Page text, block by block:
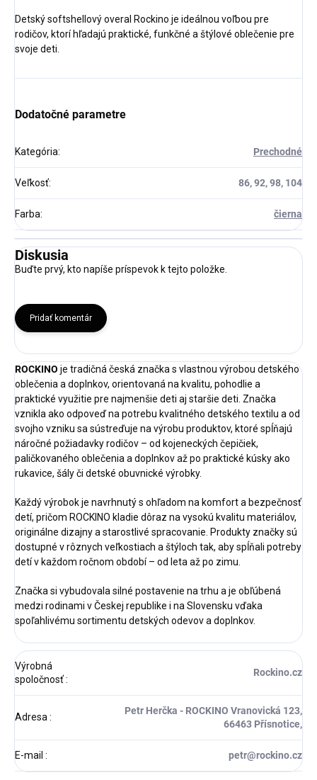
Detský softshellový overal Rockino je ideálnou voľbou pre
rodičov, ktorí hľadajú praktické, funkčné a štýlové oblečenie pre
svoje deti.
Dodatočné parametre
Kategória: Prechodné
Veľkosť: 86, 92, 98, 104
Farba: čierna
Diskusia
Buďte prvý, kto napíše príspevok k tejto položke.
Pridať komentár
ROCKINO je tradičná česká značka s vlastnou výrobou detského
oblečenia a doplnkov, orientovaná na kvalitu, pohodlie a
praktické využitie pre najmenšie deti aj staršie deti. Značka
vznikla ako odpoveď na potrebu kvalitného detského textilu a od
svojho vzniku sa sústreďuje na výrobu produktov, ktoré spĺňajú
náročné požiadavky rodičov – od kojeneckých čepičiek,
paličkovaného oblečenia a doplnkov až po praktické kúsky ako
rukavice, šály či detské obuvnické výrobky.
Každý výrobok je navrhnutý s ohľadom na komfort a bezpečnosť
detí, pričom ROCKINO kladie dôraz na vysokú kvalitu materiálov,
originálne dizajny a starostlivé spracovanie. Produkty značky sú
dostupné v rôznych veľkostiach a štýloch tak, aby spĺňali potreby
detí v každom ročnom období – od leta až po zimu.
Značka si vybudovala silné postavenie na trhu a je obľúbená
medzi rodinami v Českej republike i na Slovensku vďaka
spoľahlivému sortimentu detských odevov a doplnkov.
Výrobná
spoločnosť:
Rockino.cz
Adresa:
Petr Herčka - ROCKINO Vranovická 123,
66463 Přísnotice,
E-mail : petr@rockino.cz